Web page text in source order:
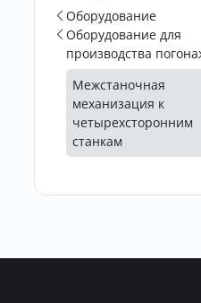
Оборудование
Оборудование для
производства
Межстаночная
механизация к
четырехсторонним
станкам